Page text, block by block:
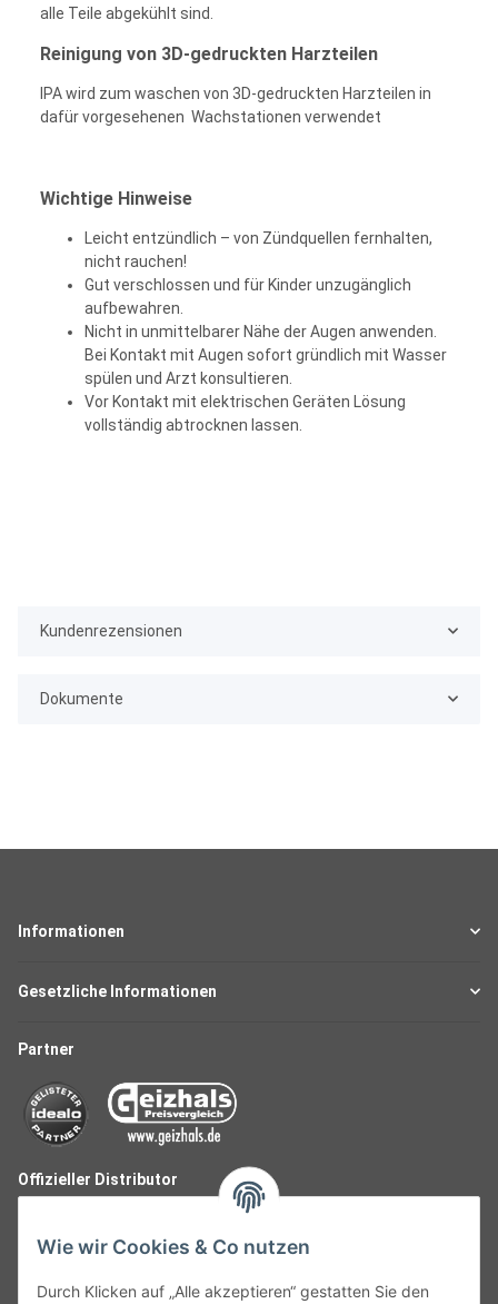
alle Teile abgekühlt sind.
Reinigung von 3D-gedruckten Harzteilen
IPA wird zum waschen von 3D-gedruckten Harzteilen in
dafür vorgesehenen Wachstationen verwendet
Wichtige Hinweise
Leicht entzündlich – von Zündquellen fernhalten,
nicht rauchen!
Gut verschlossen und für Kinder unzugänglich
aufbewahren.
Nicht in unmittelbarer Nähe der Augen anwenden.
Bei Kontakt mit Augen sofort gründlich mit Wasser
spülen und Arzt konsultieren.
Vor Kontakt mit elektrischen Geräten Lösung
vollständig abtrocknen lassen.
Kundenrezensionen
Dokumente
Informationen
Gesetzliche Informationen
Partner
Offizieller Distributor
Wie wir Cookies & Co nutzen
Durch Klicken auf „Alle akzeptieren“ gestatten Sie den